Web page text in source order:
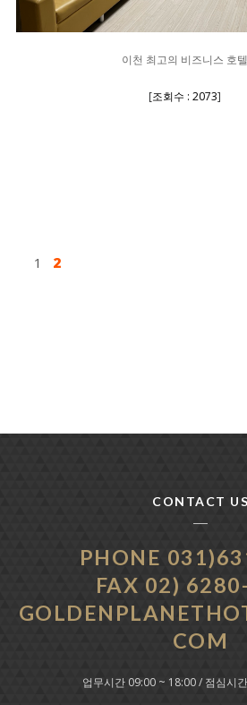
이천 최고의 비즈니스 호텔
[조회수 : 2073]
1 2
CONTACT US
PHONE
FAX 02)
COM
업무시간 09:00 ~ 18:00 / 점심시